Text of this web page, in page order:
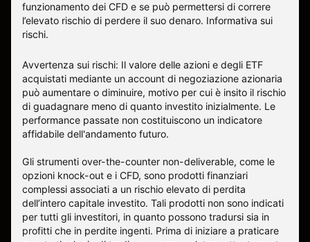
funzionamento dei CFD e se può permettersi di correre
l’elevato rischio di perdere il suo denaro. Informativa sui
rischi.
Avvertenza sui rischi: Il valore delle azioni e degli ETF
acquistati mediante un account di negoziazione azionaria
può aumentare o diminuire, motivo per cui è insito il rischio
di guadagnare meno di quanto investito inizialmente. Le
performance passate non costituiscono un indicatore
affidabile dell'andamento futuro.
Gli strumenti over-the-counter non-deliverable, come le
opzioni knock-out e i CFD, sono prodotti finanziari
complessi associati a un rischio elevato di perdita
dell’intero capitale investito. Tali prodotti non sono indicati
per tutti gli investitori, in quanto possono tradursi sia in
profitti che in perdite ingenti. Prima di iniziare a praticare